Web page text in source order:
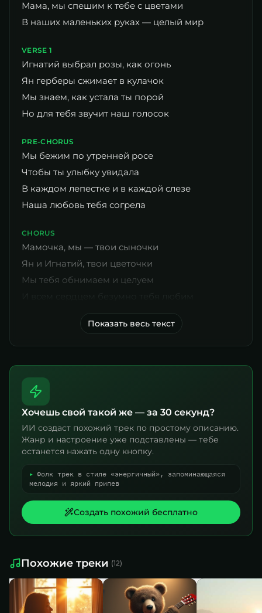
Мама, мы спешим к тебе с цветами
В наших маленьких руках — целый мир
VERSE 1
Игнатий выбрал розы, как огонь
Ян герберы сжимает в кулачок
Мы знаем, как устала ты порой
Но для тебя звучит наш голосок
PRE-CHORUS
Мы бежим по утренней росе
Чтобы ты улыбку увидала
В каждом лепестке и в каждой слезе
Наша любовь тебя согрела
CHORUS
Мамочка, мы — твои сыночки
Ян и Игнатий, твои цветочки
Мы тебя обнимаем и целуем
Показать весь текст
Хочешь свой такой же — за 30 секунд?
ИИ создаст похожий трек по простому описанию.
Жанр и настроение уже подставлены — тебе
останется нажать одну кнопку.
▸ Фолк трек в стиле «энергичный», запоминающаяся
мелодия и яркий припев
Создать похожий бесплатно
Похожие треки (12)